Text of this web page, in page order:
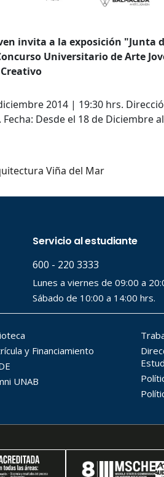
invita a la exposición
Universitario de Arte
2014 | 19:30 hrs.
Desde el 18 de Diciembre
Viña del Mar